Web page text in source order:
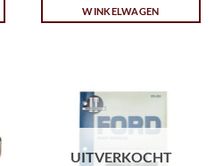
WINKELWAGEN
UITVERKOCHT